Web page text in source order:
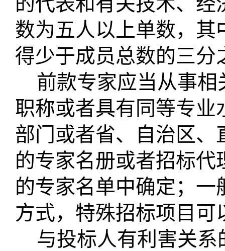
数为五人以上单数，
得少于成员总数的三分
前款专家应当从事
职称或者具有同等专
部门或者省、自治区
的专家名册或者招标
的专家名单中确定；
方式，特殊招标项目
与投标人有利害关